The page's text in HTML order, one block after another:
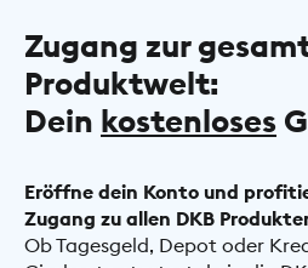
Zugang zur
Produktwelt:
Dein kostenloses
Eröffne dein Konto und
Zugang zu allen DKB
Ob Tagesgeld, Depot oder